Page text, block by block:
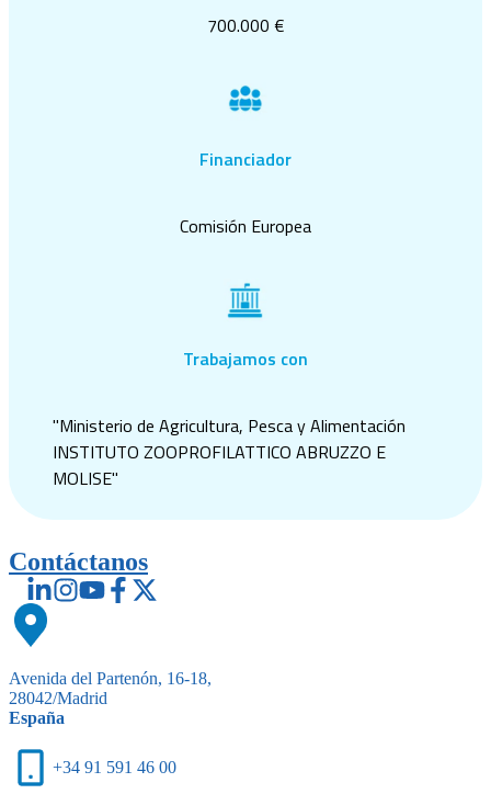
700.000 €
Financiador
Comisión Europea
Trabajamos con
"Ministerio de Agricultura, Pesca y Alimentación
INSTITUTO ZOOPROFILATTICO ABRUZZO E
MOLISE"
Contáctanos
Avenida del Partenón, 16-18,
28042/Madrid
España
+34 91 591 46 00